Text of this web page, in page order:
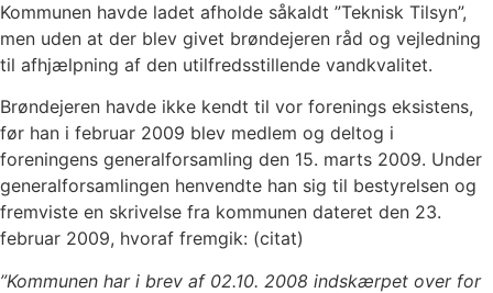
Kommunen havde ladet afholde såkaldt ”Teknisk Tilsyn”,
men uden at der blev givet brøndejeren råd og vejledning
til afhjælpning af den utilfredsstillende vandkvalitet.
Brøndejeren havde ikke kendt til vor forenings eksistens,
før han i februar 2009 blev medlem og deltog i
foreningens generalforsamling den 15. marts 2009. Under
generalforsamlingen henvendte han sig til bestyrelsen og
fremviste en skrivelse fra kommunen dateret den 23.
februar 2009, hvoraf fremgik: (citat)
”Kommunen har i brev af 02.10. 2008 indskærpet over for